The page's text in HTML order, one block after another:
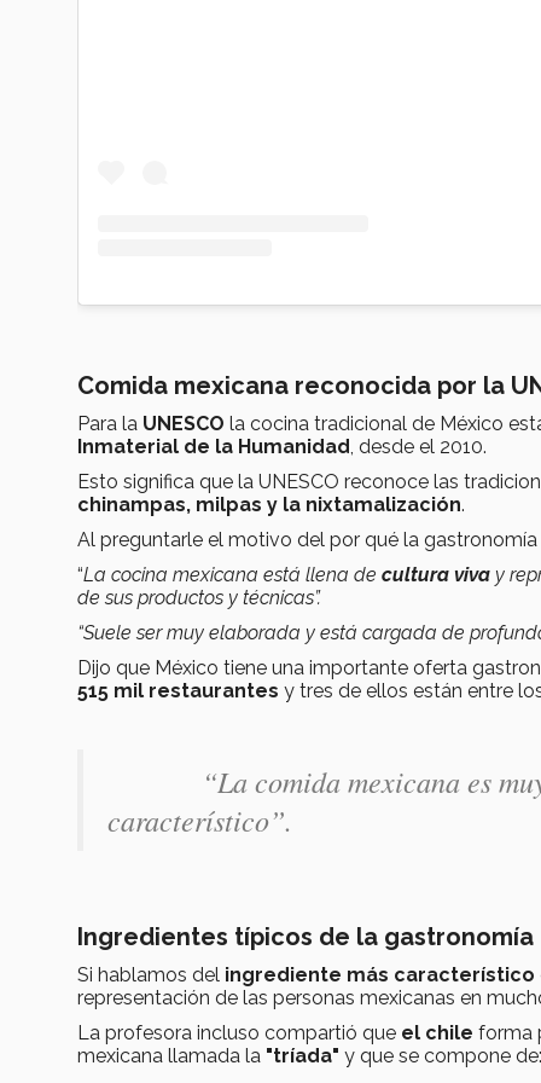
Comida mexicana reconocida por la
Para la UNESCO la cocina tradicional de México
Inmaterial de la Humanidad , desde el 2010.
Esto significa que la UNESCO reconoce las
chinampas, milpas y la nixtamalización.
Al preguntarle el motivo del por qué la
“La cocina mexicana está llena de cultura viva y
de sus productos y técnicas”.
“Suele ser muy elaborada y está cargada de
Dijo que México tiene una importante oferta
515 mil restaurantes y tres de ellos están entre
“La comida mexicana es
característico”.
Ingredientes típicos de la gastronomía
Si hablamos del ingrediente más característico
representación de las personas mexicanas en
La profesora incluso compartió que el chile forma
mexicana llamada la "tríada" y que se compone